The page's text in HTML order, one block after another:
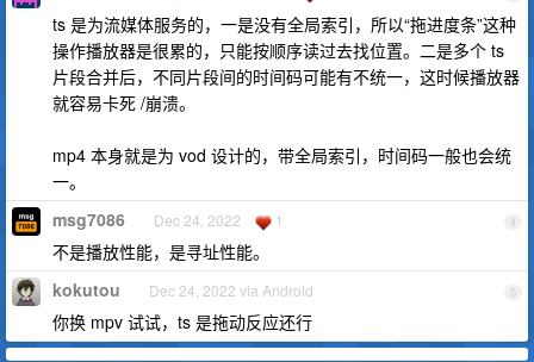
ts 是为流媒体服务的，一是没有全局索引，所以“拖进度条”这种
操作播放器是很累的，只能按顺序读过去找位置。二是多个 ts
片段合并后，不同片段间的时间码可能有不统一，这时候播放器
就容易卡死 /崩溃。
mp4 本身就是为 vod 设计的，带全局索引，时间码一般也会统
一。
4
msg7086 Dec 24, 2022 1
不是播放性能，是寻址性能。
5
kokutou Dec 24, 2022 via Android
你换 mpv 试试，ts 是拖动反应还行